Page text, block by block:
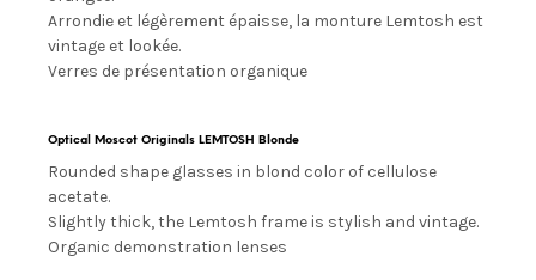
Arrondie et légèrement épaisse, la monture Lemtosh est
vintage et lookée.
Verres de présentation organique
Optical Moscot Originals LEMTOSH Blonde
Rounded shape glasses in blond color of cellulose
acetate.
Slightly thick, the Lemtosh frame is stylish and vintage.
Organic demonstration lenses